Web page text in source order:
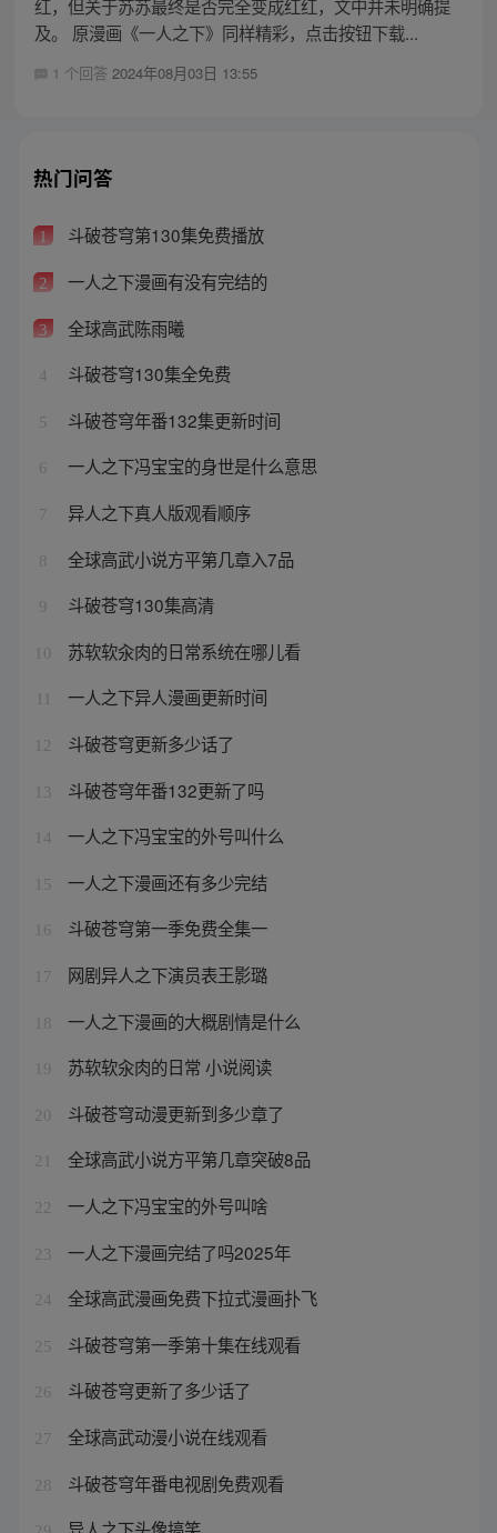
红，但关于苏苏最终是否完全变成红红，文中并未明确提
及。 原漫画《一人之下》同样精彩，点击按钮下载...
1 个回答 2024年08月03日 13:55
热门问答
1 斗破苍穹第130集免费播放
2 一人之下漫画有没有完结的
3 全球高武陈雨曦
4 斗破苍穹130集全免费
5 斗破苍穹年番132集更新时间
6 一人之下冯宝宝的身世是什么意思
7 异人之下真人版观看顺序
8 全球高武小说方平第几章入7品
9 斗破苍穹130集高清
10 苏软软汆肉的日常系统在哪儿看
一人之下异人漫画更新时间
12 斗破苍穹更新多少话了
13 斗破苍穹年番132更新了吗
14 一人之下冯宝宝的外号叫什么
15 一人之下漫画还有多少完结
16 斗破苍穹第一季免费全集一
17 网剧异人之下演员表王影璐
18 一人之下漫画的大概剧情是什么
19 苏软软汆肉的日常 小说阅读
20 斗破苍穹动漫更新到多少章了
21 全球高武小说方平第几章突破8品
22 一人之下冯宝宝的外号叫啥
23 一人之下漫画完结了吗2025年
24 全球高武漫画免费下拉式漫画扑飞
25 斗破苍穹第一季第十集在线观看
26 斗破苍穹更新了多少话了
27 全球高武动漫小说在线观看
28 斗破苍穹年番电视剧免费观看